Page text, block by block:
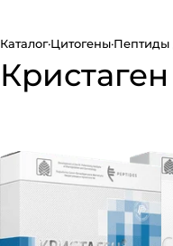
Каталог·Цитогены·Пептиды
Кристаген